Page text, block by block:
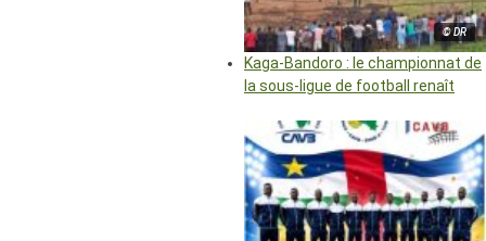
© DR
Kaga-Bandoro : le championnat de
la sous-ligue de football renaît